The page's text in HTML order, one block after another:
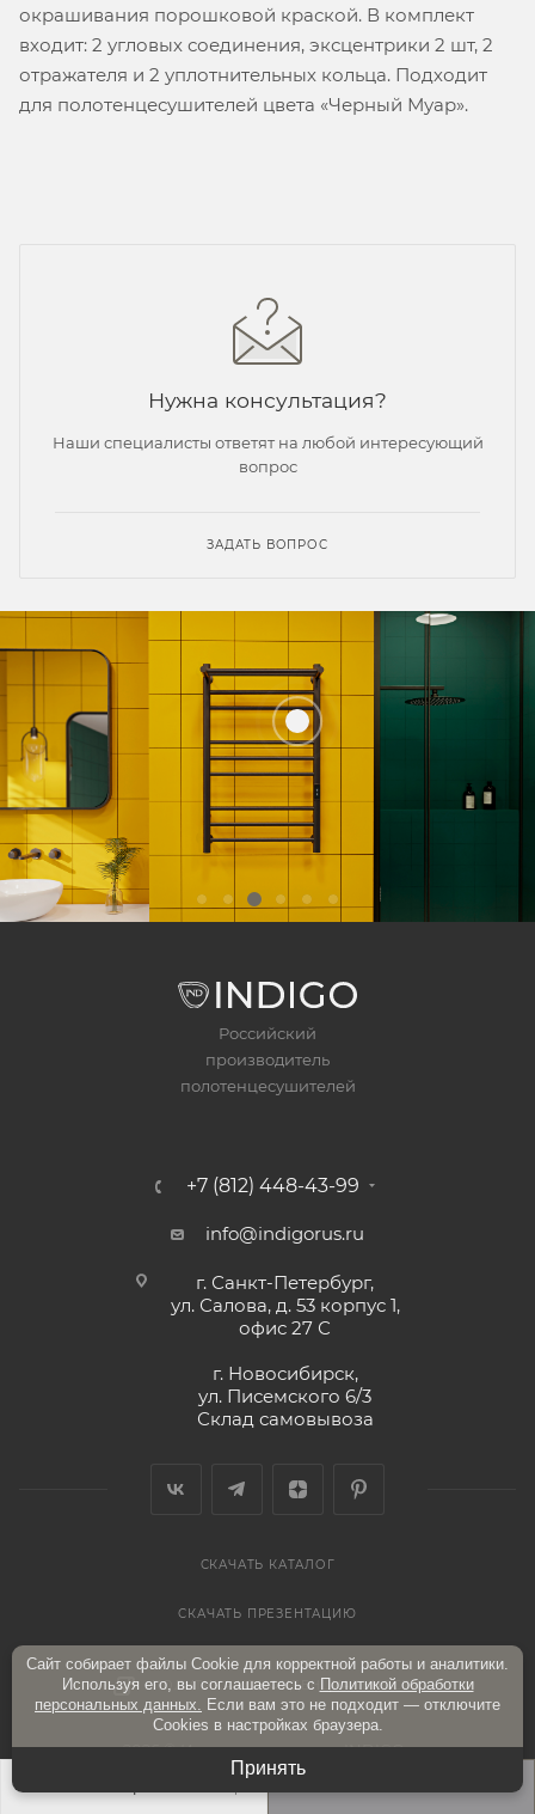
окрашивания порошковой краской. В комплект
входит: 2 угловых соединения, эксцентрики 2 шт, 2
отражателя и 2 уплотнительных кольца. Подходит
для полотенцесушителей цвета «Черный Муар».
Нужна консультация?
Наши специалисты ответят на любой интересующий
вопрос
ЗАДАТЬ ВОПРОС
Российский
производитель
полотенцесушителей
+7 (812) 448-43-99
info@indigorus.ru
г. Санкт-Петербург,
ул. Салова, д. 53 корпус 1,
офис 27 С
г. Новосибирск,
ул. Писемского 6/3
Склад самовывоза
СКАЧАТЬ КАТАЛОГ
СКАЧАТЬ ПРЕЗЕНТАЦИЮ
ПОЛИТИКА КОНФИДЕНЦИАЛЬНОСТИ
2026 © Интернет-магазин «INDIGO»
Сайт собирает файлы Cookie для корректной работы и аналитики.
Используя его, вы соглашаетесь с Политикой обработки
персональных данных. Если вам это не подходит — отключите
Cookies в настройках браузера.
Принять